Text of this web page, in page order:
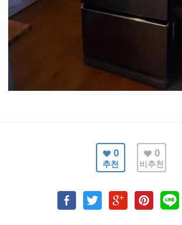
0
추천
0
비추천